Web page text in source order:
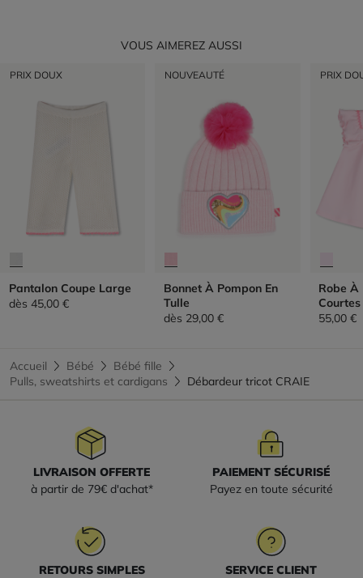
VOUS AIMEREZ AUSSI
PRIX DOUX
Pantalon Coupe Large
dès 45,00 €
NOUVEAUTÉ
Bonnet À Pompon En
Tulle
dès 29,00 €
PRIX
Robe À
Courtes
55,00 €
Accueil Bébé
Bébé fille
Pulls, sweatshirts et cardigans
Débardeur tricot CRAIE
LIVRAISON OFFERTE
à partir de 79€ d'achat*
PAIEMENT SÉCURISÉ
Payez en toute sécurité
RETOURS SIMPLES
SERVICE CLIENT